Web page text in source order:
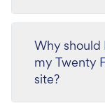
Why should
my Twenty
site?